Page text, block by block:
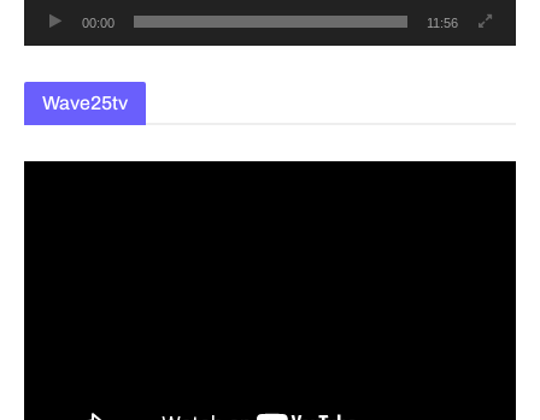
00:00 11:56
Wave25tv